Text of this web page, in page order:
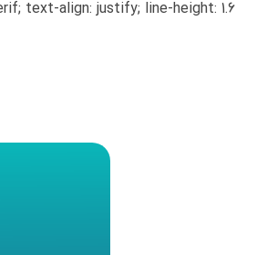
text-align: justify; line-height: 1.6; ...